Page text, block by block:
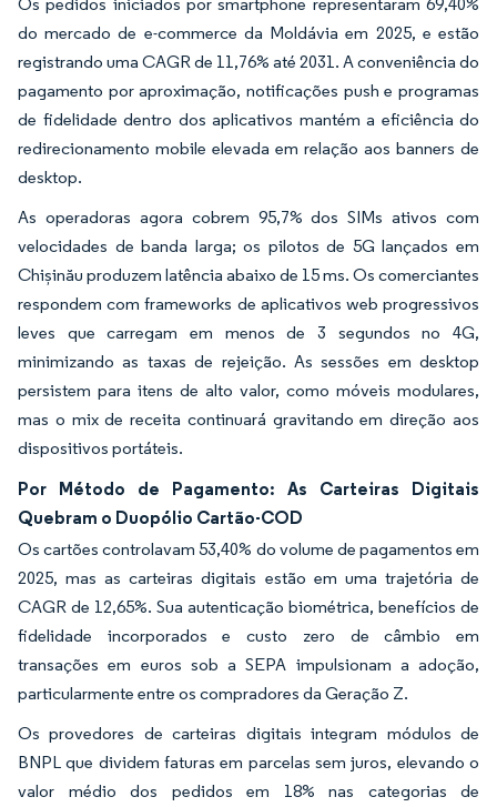
do mercado de e-commerce da Moldávia em 2025, e estão
registrando uma CAGR de 11,76% até 2031. A conveniência do
pagamento por aproximação, notificações push e programas
de fidelidade dentro dos aplicativos mantém a eficiência do
redirecionamento mobile elevada em relação aos banners de
desktop.
As operadoras agora cobrem 95,7% dos SIMs ativos com
velocidades de banda larga; os pilotos de 5G lançados em
Chișinău produzem latência abaixo de 15 ms. Os comerciantes
respondem com frameworks de aplicativos web progressivos
leves que carregam em menos de 3 segundos no 4G,
minimizando as taxas de rejeição. As sessões em desktop
persistem para itens de alto valor, como móveis modulares,
mas o mix de receita continuará gravitando em direção aos
dispositivos portáteis.
Por Método de Pagamento: As Carteiras Digitais
Quebram o Duopólio Cartão-COD
Os cartões controlavam 53,40% do volume de pagamentos em
2025, mas as carteiras digitais estão em uma trajetória de
CAGR de 12,65%. Sua autenticação biométrica, benefícios de
fidelidade incorporados e custo zero de câmbio em
transações em euros sob a SEPA impulsionam a adoção,
particularmente entre os compradores da Geração Z.
Os provedores de carteiras digitais integram módulos de
BNPL que dividem faturas em parcelas sem juros, elevando o
valor médio dos pedidos em 18% nas categorias de